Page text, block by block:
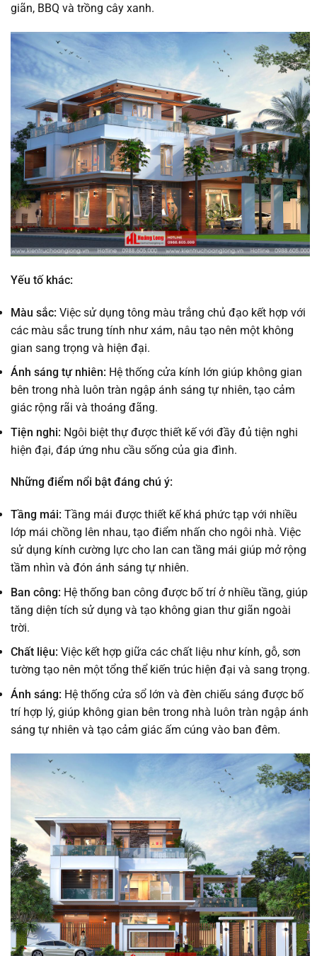
giãn, BBQ và trồng cây xanh.
Yếu tố khác:
Màu sắc: Việc sử dụng tông màu trắng chủ đạo kết hợp với
các màu sắc trung tính như xám, nâu tạo nên một không
gian sang trọng và hiện đại.
Ánh sáng tự nhiên: Hệ thống cửa kính lớn giúp không gian
bên trong nhà luôn tràn ngập ánh sáng tự nhiên, tạo cảm
giác rộng rãi và thoáng đãng.
Tiện nghi: Ngôi biệt thự được thiết kế với đầy đủ tiện nghi
hiện đại, đáp ứng nhu cầu sống của gia đình.
Những điểm nổi bật đáng chú ý:
Tầng mái: Tầng mái được thiết kế khá phức tạp với nhiều
lớp mái chồng lên nhau, tạo điểm nhấn cho ngôi nhà. Việc
sử dụng kính cường lực cho lan can tầng mái giúp mở rộng
tầm nhìn và đón ánh sáng tự nhiên.
Ban công: Hệ thống ban công được bố trí ở nhiều tầng, giúp
tăng diện tích sử dụng và tạo không gian thư giãn ngoài
trời.
Chất liệu: Việc kết hợp giữa các chất liệu như kính, gỗ, sơn
tường tạo nên một tổng thể kiến trúc hiện đại và sang trọng.
Ánh sáng: Hệ thống cửa sổ lớn và đèn chiếu sáng được bố
trí hợp lý, giúp không gian bên trong nhà luôn tràn ngập ánh
sáng tự nhiên và tạo cảm giác ấm cúng vào ban đêm.